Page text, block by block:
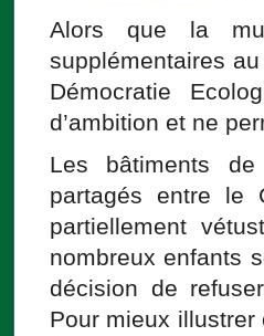
Alors que la
supplémentaires
Démocratie
d’ambition et ne
Les bâtiments de
partagés entre le
partiellement
nombreux enfants
décision de
Pour mieux